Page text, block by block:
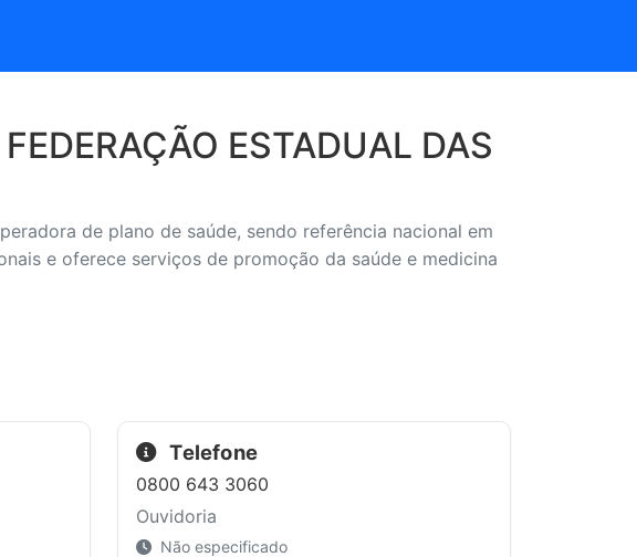
ESTADUAL DAS
de plano de saúde, sendo referência nacional em
e oferece serviços de promoção da saúde e medicina
Telefone
0800 643 3060
Ouvidoria
Não especificado